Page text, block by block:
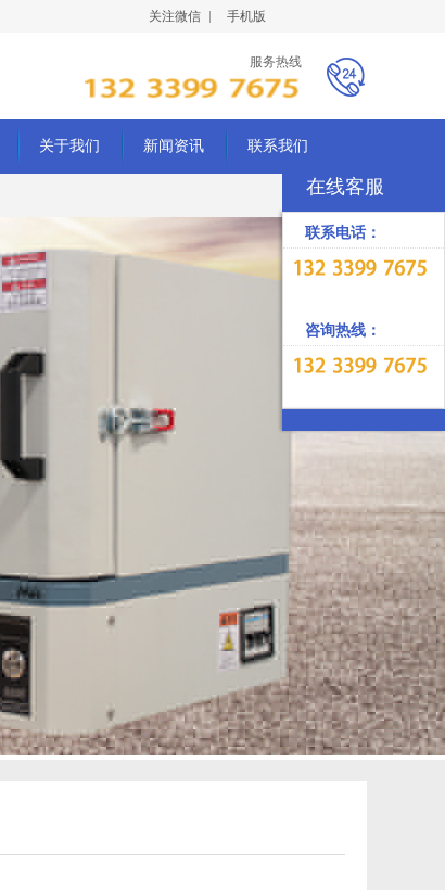
关注微信 手机版
服务热线
关于我们 新闻资讯 联系我们
在线客服
联系电话：
咨询热线：